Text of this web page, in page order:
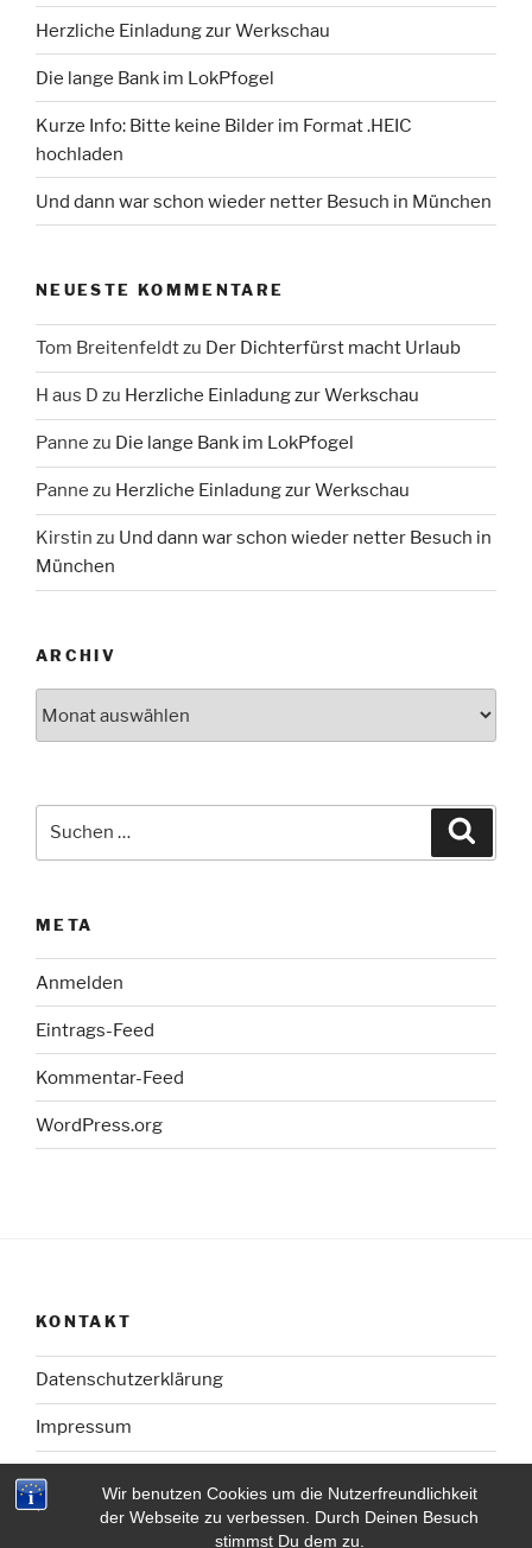
Wir benutzen Cookies um die Nutzerfreundlichkeit
der Webseite zu verbessen. Durch Deinen Besuch
stimmst Du dem zu.
Herzliche Einladung zur Werkschau
Die lange Bank im LokPfogel
Kurze Info: Bitte keine Bilder im Format .HEIC
hochladen
Und dann war schon wieder netter Besuch in München
NEUESTE KOMMENTARE
Tom Breitenfeldtzu Der Dichterfürst macht Urlaub
H aus D zu Herzliche Einladung zur Werkschau
Panne zu Die lange Bank im LokPfogel
Panne zu Herzliche Einladung zur Werkschau
Kirstin zu Und dann war schon wieder netter Besuch in
München
ARCHIV
META
Anmelden
Eintrags-Feed
Kommentar-Feed
WordPress.org
KONTAKT
Datenschutzerklärung
Impressum